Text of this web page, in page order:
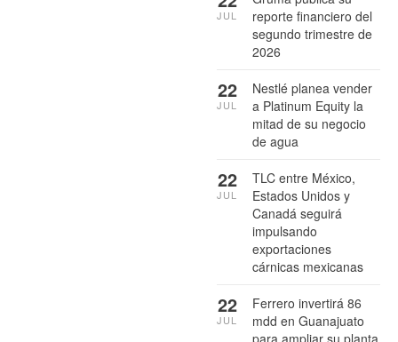
reporte financiero del
segundo trimestre de
2026
JUL
Nestlé planea vender
a Platinum Equity la
mitad de su negocio
de agua
22
JUL
TLC entre México,
Estados Unidos y
Canadá seguirá
impulsando
exportaciones
cárnicas mexicanas
22
JUL
Ferrero invertirá 86
mdd en Guanajuato
para ampliar su planta
22
JUL